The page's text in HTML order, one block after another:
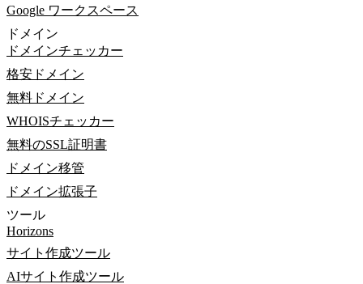
Google ワークスペース
ドメイン
ドメインチェッカー
格安ドメイン
無料ドメイン
WHOISチェッカー
無料のSSL証明書
ドメイン移管
ドメイン拡張子
ツール
Horizons
サイト作成ツール
AIサイト作成ツール